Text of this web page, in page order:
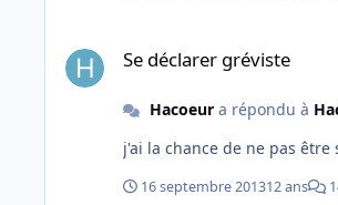
Se déclarer gréviste
Hacoeura répondu à
j'ai la chance de ne pas
16 septembre 201312 ans